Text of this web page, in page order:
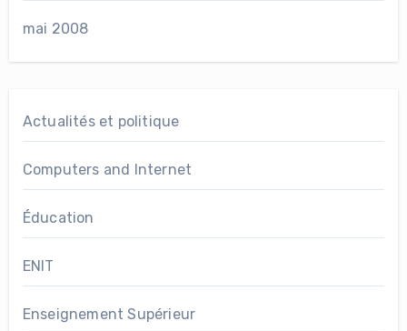
mai 2008
Actualités et politique
Computers and Internet
Éducation
ENIT
Enseignement Supérieur